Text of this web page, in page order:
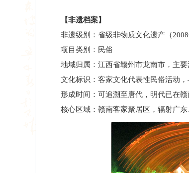
【非遗档案】
非遗级别：省级非物质文化遗产（2008
项目类别：民俗
地域归属：江西省赣州市龙南市，主要
文化标识：客家文化代表性民俗活动，
形成时间：可追溯至唐代，明代已在赣
核心区域：赣南客家聚居区，辐射广东